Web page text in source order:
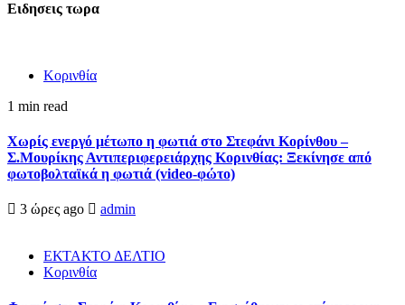
Ειδησεις τωρα
Κορινθία
1 min read
Χωρίς ενεργό μέτωπο η φωτιά στο Στεφάνι Κορίνθου –
Σ.Μουρίκης Αντιπεριφερειάρχης Κορινθίας: Ξεκίνησε από
φωτοβολταϊκά η φωτιά (video-φώτο)
3 ώρες ago admin
ΕΚΤΑΚΤΟ ΔΕΛΤΙΟ
Κορινθία